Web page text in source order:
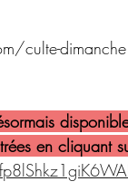
culte-dimanche
en cliquant